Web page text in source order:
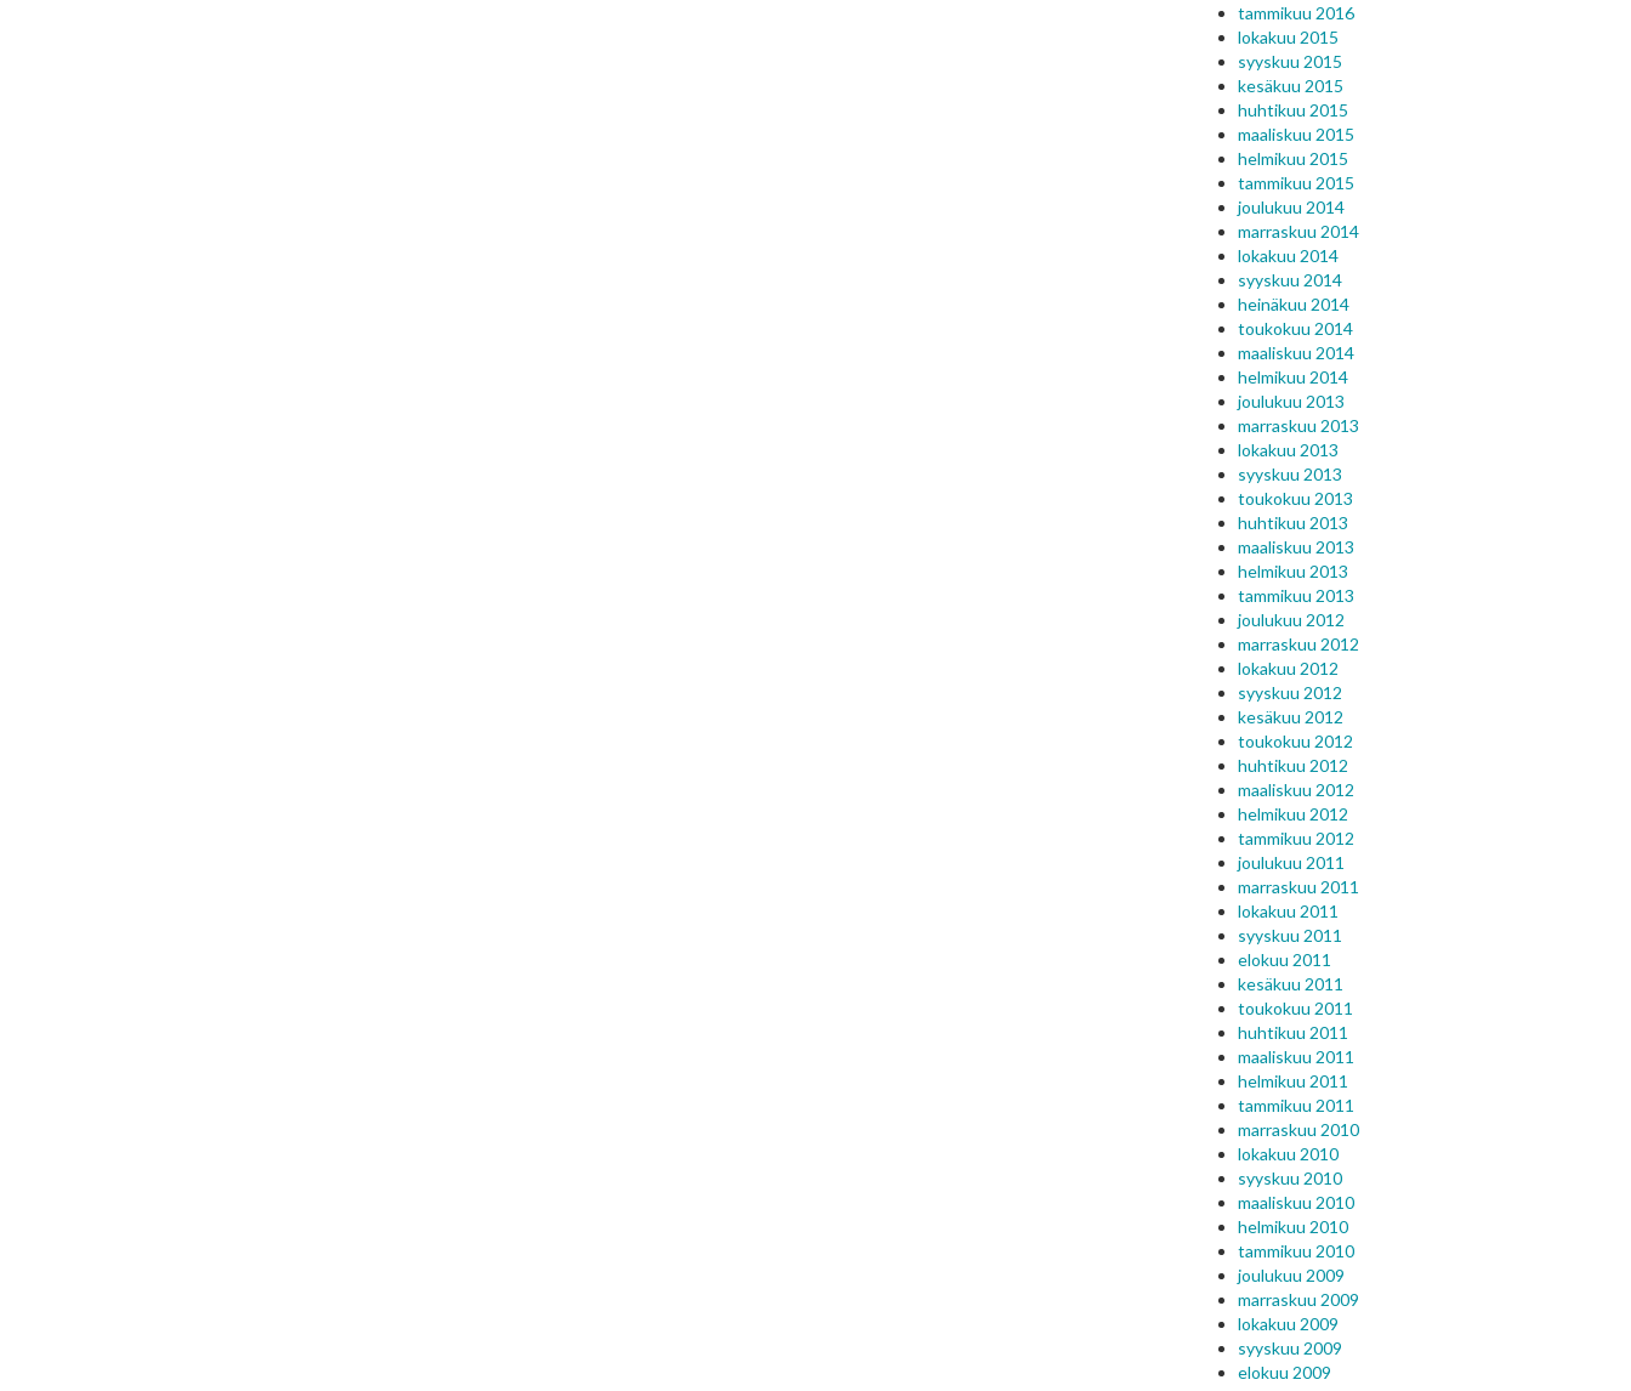
tammikuu 2016
lokakuu 2015
syyskuu 2015
kesäkuu 2015
huhtikuu 2015
maaliskuu 2015
helmikuu 2015
tammikuu 2015
joulukuu 2014
marraskuu 2014
lokakuu 2014
syyskuu 2014
heinäkuu 2014
toukokuu 2014
maaliskuu 2014
helmikuu 2014
joulukuu 2013
marraskuu 2013
lokakuu 2013
syyskuu 2013
toukokuu 2013
huhtikuu 2013
maaliskuu 2013
helmikuu 2013
tammikuu 2013
joulukuu 2012
marraskuu 2012
lokakuu 2012
syyskuu 2012
kesäkuu 2012
toukokuu 2012
huhtikuu 2012
maaliskuu 2012
helmikuu 2012
tammikuu 2012
joulukuu 2011
marraskuu 2011
lokakuu 2011
syyskuu 2011
elokuu 2011
kesäkuu 2011
toukokuu 2011
huhtikuu 2011
maaliskuu 2011
helmikuu 2011
tammikuu 2011
marraskuu 2010
lokakuu 2010
syyskuu 2010
maaliskuu 2010
helmikuu 2010
tammikuu 2010
joulukuu 2009
marraskuu 2009
lokakuu 2009
syyskuu 2009
elokuu 2009